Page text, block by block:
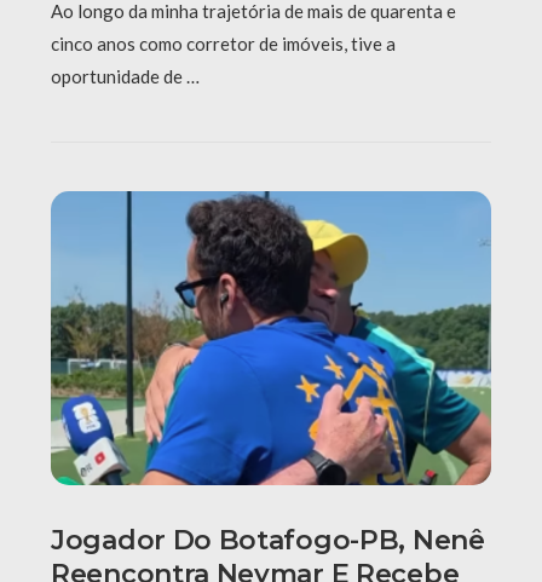
Ao longo da minha trajetória de mais de quarenta e
cinco anos como corretor de imóveis, tive a
oportunidade de …
Jogador Do Botafogo-PB, Nenê
Reencontra Neymar E Recebe